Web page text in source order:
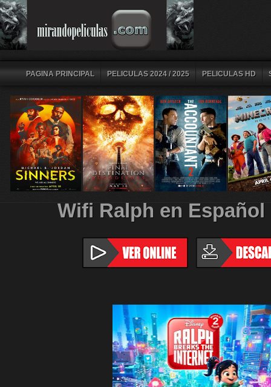
PAGINA PRINCIPAL PELICULAS 2024 / 2025 PELICULAS HD
Wifi Ralph en